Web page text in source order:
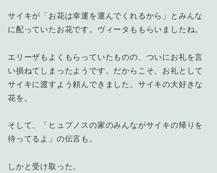
サイキが「お花は幸運を運んでくれるから」とみんな
に配っていたお花です。ヴィータももらいましたね。
エリーザもよくもらっていたものの、ついにお礼を言
い損ねてしまったようです。だからこそ、お礼として
サイキに渡すよう頼んできました。サイキの大好きな
花を。
そして、「ヒュプノスの家のみんながサイキの帰りを
待ってるよ」の伝言も。
しかと受け取った。